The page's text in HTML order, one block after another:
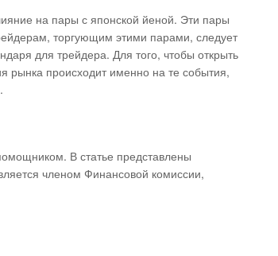
на пары с японской йеной. Эти пары
торгующим этими парами, следует
для трейдера. Для того, чтобы открыть
рынка происходит именно на те события,
В статье представлены
членом Финансовой комиссии,